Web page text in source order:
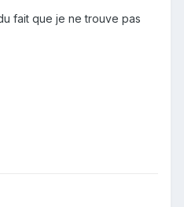
fait que je ne trouve pas